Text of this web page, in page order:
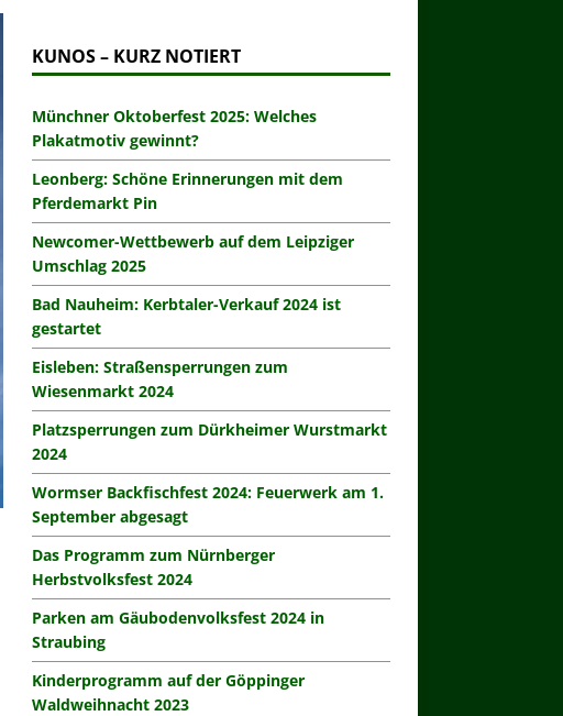
KUNOS – KURZ NOTIERT
Münchner Oktoberfest 2025: Welches
Plakatmotiv gewinnt?
Leonberg: Schöne Erinnerungen mit dem
Pferdemarkt Pin
Newcomer-Wettbewerb auf dem Leipziger
Umschlag 2025
Bad Nauheim: Kerbtaler-Verkauf 2024 ist
gestartet
Eisleben: Straßensperrungen zum
Wiesenmarkt 2024
Platzsperrungen zum Dürkheimer Wurstmarkt
2024
Wormser Backfischfest 2024: Feuerwerk am 1.
September abgesagt
Das Programm zum Nürnberger
Herbstvolksfest 2024
Parken am Gäubodenvolksfest 2024 in
Straubing
Kinderprogramm auf der Göppinger
Waldweihnacht 2023